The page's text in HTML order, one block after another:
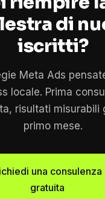
di
iscritti?
Meta Ads
locale. Prima
risultati misurabili
primo mese.
una consulenza
gratuita